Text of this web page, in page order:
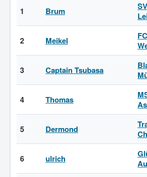
1 Brum
2 Meikel
3 Captain Tsubasa
4 Thomas
5 Dermond
6 ulrich